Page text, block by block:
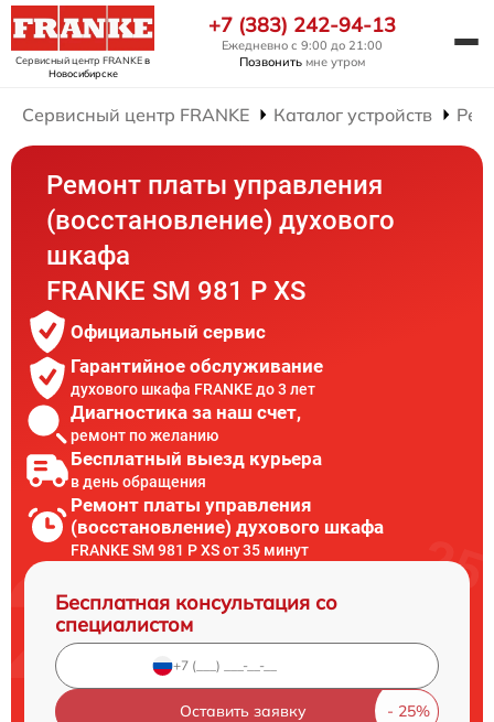
Сервисный центр FRANKEв
Новосибирске
+7 (383) 242-94-13
Ежедневно с 9:00 до 21:00
Позвонить мне утром
Сервисный центр FRANKE Каталог устройств
Ремонт платы управления
(восстановление) духового
шкафа
FRANKE SM 981 P XS
Официальный сервис
Гарантийное обслуживание
духового шкафа FRANKE до 3 лет
Диагностика за наш счет,
ремонт по желанию
Бесплатный выезд курьера
в день обращения
Ремонт платы управления
(восстановление) духового шкафа
FRANKE SM 981 P XS от 35 минут
Бесплатная консультация со
специалистом
Оставить заявку